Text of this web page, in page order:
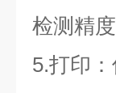
检测精
5.打印